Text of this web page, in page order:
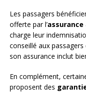
Les passagers
offerte par l’
charge leur
conseillé aux
son assurance inclut
En complément,
proposent des